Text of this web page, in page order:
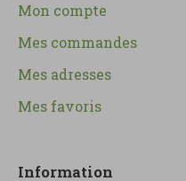
Mon compte
Mes commandes
Mes adresses
Mes favoris
Information